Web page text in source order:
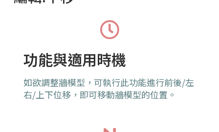
功能與適用時機
如欲調整牆模型，可執行此功能進行前後/左
右/上下位移，即可移動牆模型的位置。